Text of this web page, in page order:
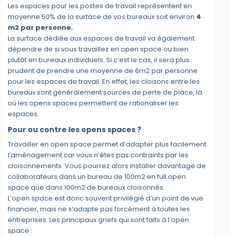
Les espaces pour les postes de travail représentent en
moyenne 50% de la surface de vos bureaux soit environ 4
m2 par personne.
La surface dédiée aux espaces de travail va également
dépendre de si vous travaillez en open space ou bien
plutôt en bureaux individuels. Si c’est le cas, il sera plus
prudent de prendre une moyenne de 6m2 par personne
pour les espaces de travail. En effet, les cloisons entre les
bureaux sont généralement sources de perte de place, là
où les opens spaces permettent de rationaliser les
espaces.
Pour ou contre les opens spaces ?
Travailler en open space permet d’adapter plus facilement
l’aménagement car vous n’êtes pas contraints par les
cloisonnements. Vous pourrez alors installer davantage de
collaborateurs dans un bureau de 100m2 en full open
space que dans 100m2 de bureaux cloisonnés.
L’open space est donc souvent privilégié d’un point de vue
financier, mais ne s’adapte pas forcément à toutes les
entreprises. Les principaux griefs qui sont faits à l’open
space :